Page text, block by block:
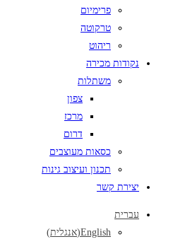
פרימיום
טרקוטה
ריהוט
נקודות מכירה
משתלות
צפון
מרכז
דרום
כסאות מעוצבים
תכנון ועיצוב גינות
יצירת קשר
עברית
English
(אנגלית)